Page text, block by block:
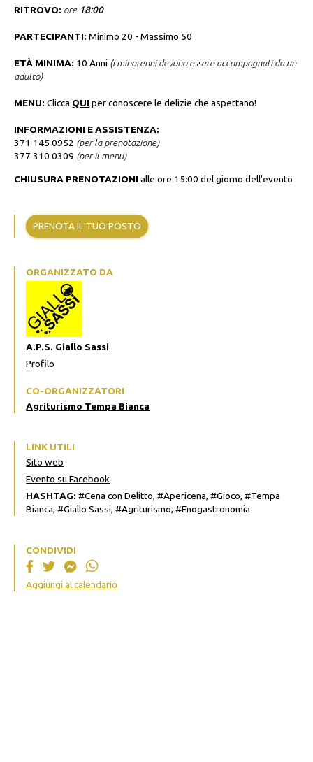
RITROVO: ore 18:00
PARTECIPANTI: Minimo 20 - Massimo 50
ETÀ MINIMA: 10 Anni (i minorenni devono essere accompagnati da un
adulto)
MENU:Clicca QUI per conoscere le delizie che aspettano!
INFORMAZIONI E ASSISTENZA:
371 145 0952 (per la prenotazione)
377 310 0309 (per il menu)
CHIUSURA PRENOTAZIONI alle ore 15:00 del giorno dell'evento
PRENOTA IL TUO POSTO
ORGANIZZATO DA
A.P.S. Giallo Sassi
Profilo
CO-ORGANIZZATORI
Agriturismo Tempa Bianca
LINK UTILI
Sito web
Evento su Facebook
HASHTAG: #Cena con Delitto, #Apericena, #Gioco, #Tempa
Bianca, #Giallo Sassi, #Agriturismo, #Enogastronomia
CONDIVIDI
Aggiungi al calendario